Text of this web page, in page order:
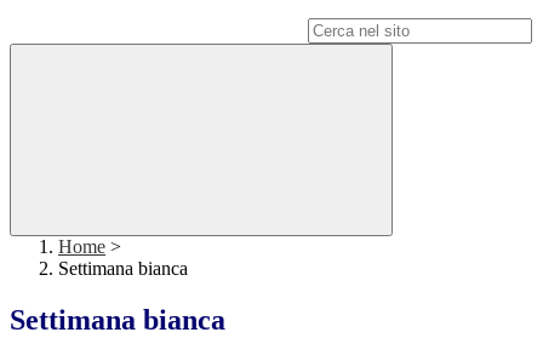
Home >
Settimana bianca
Settimana bianca